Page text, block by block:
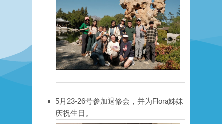
5月23-26号参加退修会，并为Flora姊妹
庆祝生日。